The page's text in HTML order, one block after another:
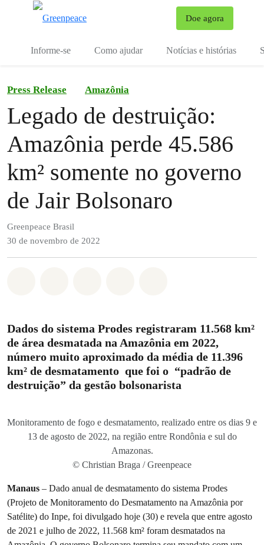
Doe agora
Informe-se Como ajudar Notícias e histórias
Press Release Amazônia
Legado de destruição:
Amazônia perde 45.586
km² somente no governo
de Jair Bolsonaro
Greenpeace Brasil
30 de novembro de 2022
Dados do sistema Prodes registraram 11.568 km²
de área desmatada na Amazônia em 2022,
número muito aproximado da média de 11.396
km² de desmatamento que foi o “padrão de
destruição” da gestão bolsonarista
Monitoramento de fogo e desmatamento, realizado entre os dias 9 e
13 de agosto de 2022, na região entre Rondônia e sul do
Amazonas.
© Christian Braga / Greenpeace
Manaus – Dado anual de desmatamento do sistema Prodes
(Projeto de Monitoramento do Desmatamento na Amazônia por
Satélite) do Inpe, foi divulgado hoje (30) e revela que entre agosto
de 2021 e julho de 2022, 11.568 km² foram desmatados na